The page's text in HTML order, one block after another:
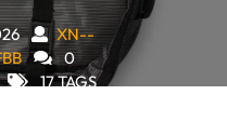
XN--
0
17 TAGS